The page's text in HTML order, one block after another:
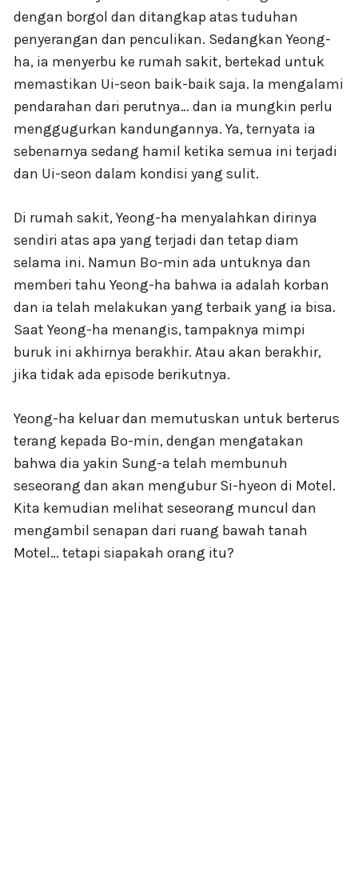
dengan borgol dan ditangkap atas tuduhan
penyerangan dan penculikan. Sedangkan Yeong-
ha, ia menyerbu ke rumah sakit, bertekad untuk
memastikan Ui-seon baik-baik saja. Ia mengalami
pendarahan dari perutnya… dan ia mungkin perlu
menggugurkan kandungannya. Ya, ternyata ia
sebenarnya sedang hamil ketika semua ini terjadi
dan Ui-seon dalam kondisi yang sulit.
Di rumah sakit, Yeong-ha menyalahkan dirinya
sendiri atas apa yang terjadi dan tetap diam
selama ini. Namun Bo-min ada untuknya dan
memberi tahu Yeong-ha bahwa ia adalah korban
dan ia telah melakukan yang terbaik yang ia bisa.
Saat Yeong-ha menangis, tampaknya mimpi
buruk ini akhirnya berakhir. Atau akan berakhir,
jika tidak ada episode berikutnya.
Yeong-ha keluar dan memutuskan untuk berterus
terang kepada Bo-min, dengan mengatakan
bahwa dia yakin Sung-a telah membunuh
seseorang dan akan mengubur Si-hyeon di Motel.
Kita kemudian melihat seseorang muncul dan
mengambil senapan dari ruang bawah tanah
Motel… tetapi siapakah orang itu?